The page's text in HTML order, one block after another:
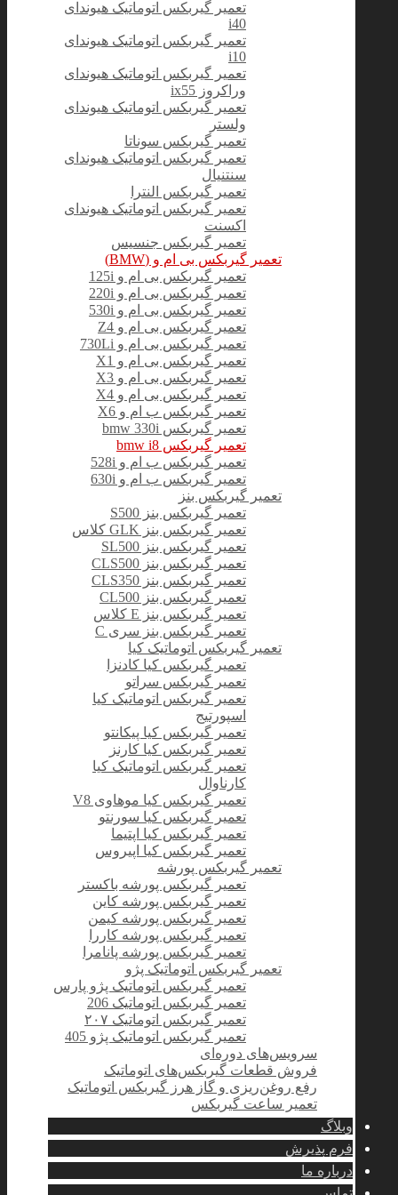
تعمیر گیربکس اتوماتیک هیوندای
i40
تعمیر گیربکس اتوماتیک هیوندای
i10
تعمیر گیربکس اتوماتیک هیوندای
وراکروز ix55
تعمیر گیربکس اتوماتیک هیوندای
ولستر
تعمیر گیربکس سوناتا
تعمیر گیربکس اتوماتیک هیوندای
سنتنیال
تعمیر گیربکس النترا
تعمیر گیربکس اتوماتیک هیوندای
اکسنت
تعمیر گیربکس جنسیس
تعمیر گیربکس بی ام و (BMW)
تعمیر گیربکس بی ام و 125i
تعمیر گیربکس بی ام و 220i
تعمیر گیربکس بی ام و 530i
تعمیر گیربکس بی ام و Z4
تعمیر گیربکس بی ام و 730Li
تعمیر گیربکس بی ام و X1
تعمیر گیربکس بی ام و X3
تعمیر گیربکس بی‌ ام‌ و X4
تعمیر گیربکس ب ام و X6
تعمیر گیربکس bmw 330i
تعمیر گیربکس bmw i8
تعمیر گیربکس ب ام و 528i
تعمیر گیربکس ب ام و 630i
تعمیر گیربکس بنز
تعمیر گیربکس بنز S500
تعمیر گیربکس بنز GLK کلاس
تعمیر گیربکس بنز SL500
تعمیر گیربکس بنز CLS500
تعمیر گیربکس بنز CLS350
تعمیر گیربکس بنز CL500
تعمیر گیربکس بنز E کلاس
تعمیر گیربکس بنز سری C
تعمیر گیربکس اتوماتیک کیا
تعمیر گیربکس کیا کادنزا
تعمیر گیربکس سراتو
تعمیر گیربکس اتوماتیک کیا
اسپورتیج
تعمیر گیربکس کیا پیکانتو
تعمیر گیربکس کیا کارنز
تعمیر گیربکس اتوماتیک کیا
کارناوال
تعمیر گیربکس کیا موهاوی V8
تعمیر گیربکس کیا سورنتو
تعمیر گیربکس کیا اپتیما
تعمیر گیربکس کیا اپیروس
تعمیر گیربکس پورشه
تعمیر گیربکس پورشه باکستر
تعمیر گیربکس پورشه کاین
تعمیر گیربکس پورشه کیمن
تعمیر گیربکس پورشه کاررا
تعمیر گیربکس پورشه پانامرا
تعمیر گیربکس اتوماتیک پژو
تعمیر گیربکس اتوماتیک پژو پارس
تعمیر گیربکس اتوماتیک 206
تعمیر گیربکس اتوماتیک ۲۰۷
تعمیر گیربکس اتوماتیک پژو 405
سرویس‌های دوره‌ای
فروش قطعات گیربکس‌های اتوماتیک
رفع روغن‌ریزی و گاز هرز گیربکس اتوماتیک
تعمیر ساعت گیربکس
وبلاگ
فرم پذیرش
درباره ما